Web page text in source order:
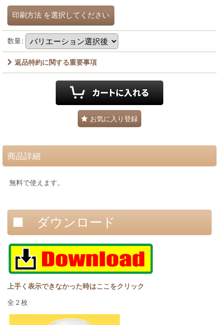
印刷方法 を選択してください
数量:
返品特約に関する重要事項
お気に入り登録
商品詳細
無料で使えます。
■ ダウンロード
上手く表示できなかった時はここをクリック
全２枚